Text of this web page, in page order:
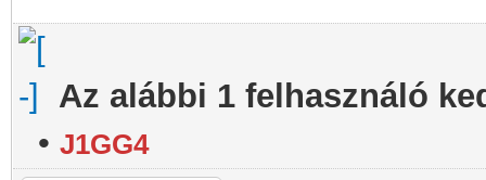
Az alábbi 1 felhasználó
• J1GG4